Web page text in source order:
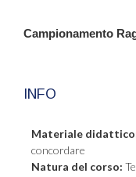
Campionamento
INFO
Materiale
concordare
Natura del corso: